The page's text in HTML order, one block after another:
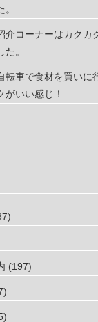
介コーナーはカクカ
。
転車で食材を買いに
がいい感じ！
(197)